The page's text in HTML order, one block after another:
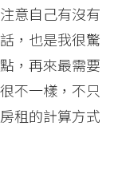
意自己有沒有
，也是我很驚
，再來最需要
不一樣，不只
租的計算方式